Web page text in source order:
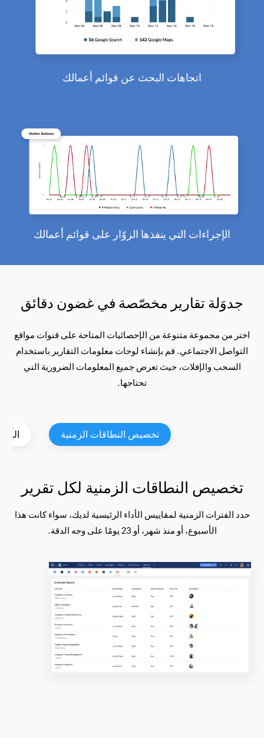
اتجاهات البحث عن قوائم أعمالك
الإجراءات التي ينفذها الزوّار على قوائم أعمالك
جدوَلة تقارير مخصّصة في غضون دقائق
اختر من مجموعة متنوعة من الإحصائيات المتاحة على قنوات مواقع
التواصل الاجتماعي. قم بإنشاء لوحات معلومات التقارير باستخدام
السحب والإفلات، حيث تعرض جميع المعلومات الضرورية التي
تحتاجها.
تخصيص النطاقات الزمنية
تخصيص النطاقات الزمنية لكل تقرير
حدد الفترات الزمنية لمقاييس الأداء الرئيسية لديك، سواء كانت هذا
الأسبوع، أو منذ شهر، أو 23 يومًا على وجه الدقة.